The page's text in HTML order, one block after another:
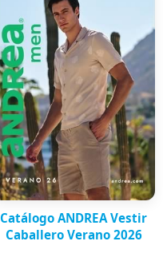
Catálogo ANDREA Vestir
Caballero Verano 2026